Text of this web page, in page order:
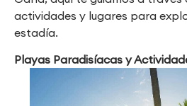
actividades y lugares para
estadía.
Playas Paradisíacas y